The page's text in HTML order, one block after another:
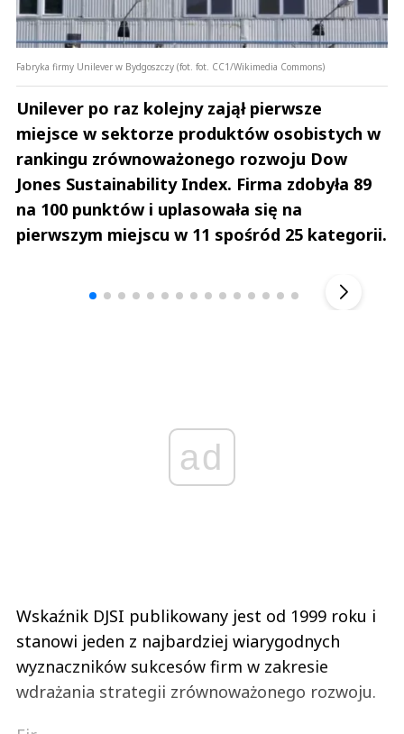
Fabryka firmy Unilever w Bydgoszczy (fot. fot. CC1/Wikimedia Commons)
Unilever po raz kolejny zajął pierwsze
miejsce w sektorze produktów osobistych w
rankingu zrównoważonego rozwoju Dow
Jones Sustainability Index. Firma zdobyła 89
na 100 punktów i uplasowała się na
pierwszym miejscu w 11 spośród 25 kategorii.
ad
Wskaźnik DJSI publikowany jest od 1999 roku i
stanowi jeden z najbardziej wiarygodnych
wyznaczników sukcesów firm w zakresie
wdrażania strategii zrównoważonego rozwoju.